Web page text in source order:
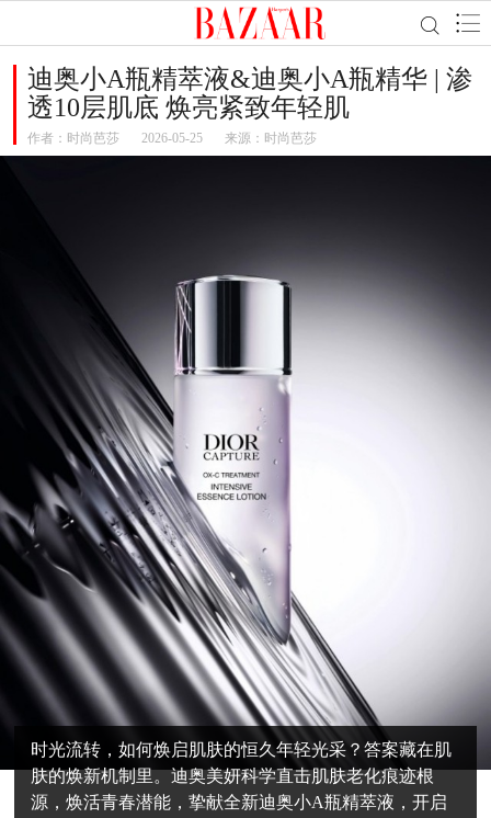
迪奥小A瓶精萃液&迪奥小A瓶精华 | 渗
透10层肌底 焕亮紧致年轻肌
作者： 时尚芭莎 2026-05-25 来源：时尚芭莎
时光流转，如何焕启肌肤的恒久年轻光采？答案藏在肌
肤的焕新机制里。迪奥美妍科学直击肌肤老化痕迹根
源，焕活青春潜能，挚献全新迪奥小A瓶精萃液，开启